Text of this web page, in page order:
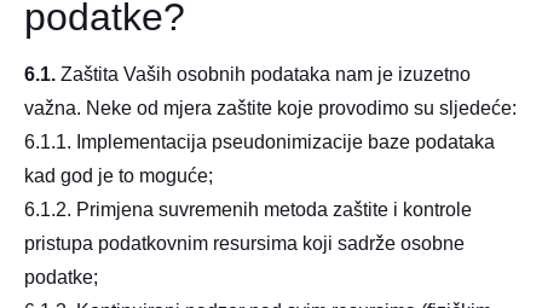
podatke?
6.1. Zaštita Vaših osobnih podataka nam je izuzetno
važna. Neke od mjera zaštite koje provodimo su sljedeće:
6.1.1. Implementacija pseudonimizacije baze podataka
kad god je to moguće;
6.1.2. Primjena suvremenih metoda zaštite i kontrole
pristupa podatkovnim resursima koji sadrže osobne
podatke;